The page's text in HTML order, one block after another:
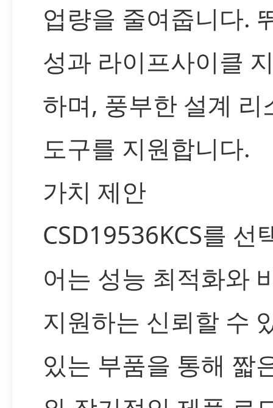
업량을 줄여줍니다.
성과 라이프사이클
하며, 풍부한 설계 리
도구를 지원합니다.
가치 제안
CSD19536KCS를 선
어는 성능 최적화와
지원하는 신뢰할 수
있는 부품을 통해 짧